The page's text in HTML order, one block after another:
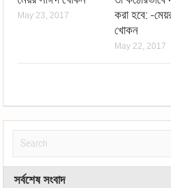
May 23, 2017
করা হবে: -
খোকন
May 22, 2017
সর্বশেষ সংবাদ